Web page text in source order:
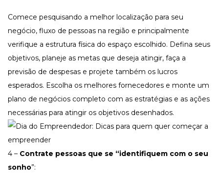
Comece pesquisando a melhor localização para seu
negócio, fluxo de pessoas na região e principalmente
verifique a estrutura física do espaço escolhido. Defina seus
objetivos, planeje as metas que deseja atingir, faça a
previsão de despesas e projete também os lucros
esperados. Escolha os melhores fornecedores e monte um
plano de negócios completo com as estratégias e as ações
necessárias para atingir os objetivos desenhados.
4 – Contrate pessoas que se “identifiquem com o seu
sonho”: